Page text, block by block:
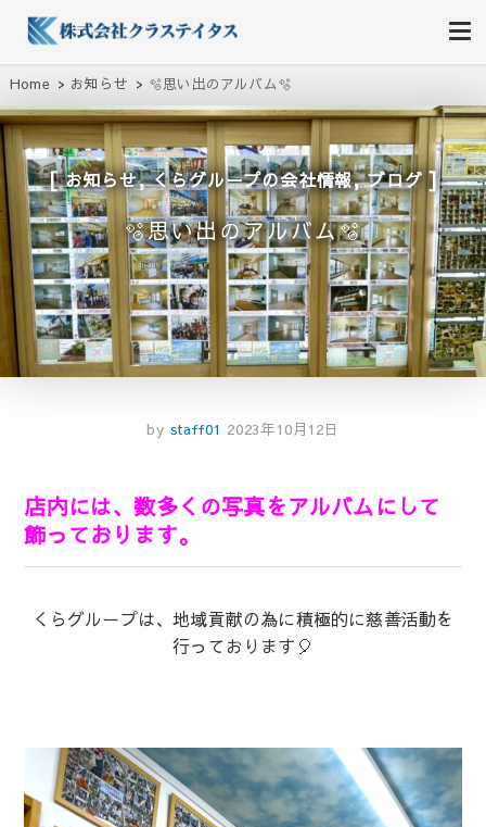
株式会社クラステイタス
地域のコミュニティーを大切にする企業
Home お知らせ 🫧思い出のアルバム🫧
お知らせ,くらグループの会社情報,ブログ
🫧思い出のアルバム🫧
by staff01 2023年10月12日
店内には、数多くの写真をアルバムにして
飾っております。
くらグループは、地域貢献の為に積極的に慈善活動を
行っております🎈